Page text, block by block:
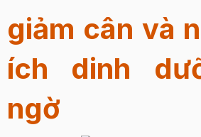
giảm cân và
ích dinh
ngờ